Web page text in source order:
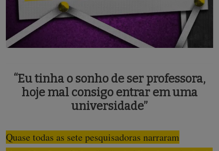
“Eu tinha o sonho de ser professora,
hoje mal consigo entrar em uma
universidade”
Quase todas as sete pesquisadoras narraram